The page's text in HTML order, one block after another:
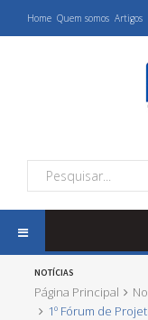
Home Quem somos Artigos
NOTÍCIAS
Página Principal
1º Fórum de